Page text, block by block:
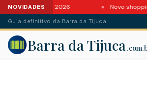
NOVIDADES
da Barra em 2026 Novo
Guia definitivo da Barra da Tijuca·
Barra da Tijuca